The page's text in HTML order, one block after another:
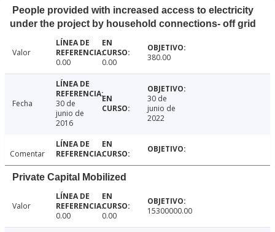
People provided with increased access to electricity
under the project by household connections- off grid
Valor
0.00
0.00 380.00
Fecha
30 de
junio de
2016
30 de
junio de
2022
Comentar
Private Capital Mobilized
Valor
0.00
0.00 15300000.00